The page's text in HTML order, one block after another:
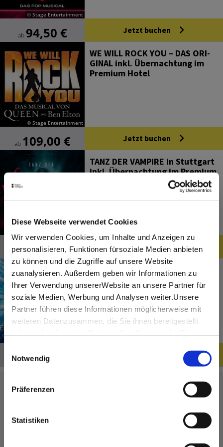
Diese Webseite verwendet Cookies
Wir verwenden Cookies, um Inhalte und Anzeigen zu
personalisieren, Funktionen fürsoziale Medien anbieten
zu können und die Zugriffe auf unsere Website
zuanalysieren. Außerdem geben wir Informationen zu
Ihrer Verwendung unsererWebsite an unsere Partner für
soziale Medien, Werbung und Analysen weiter.Unsere
Partner führen diese Informationen möglicherweise mit
weiteren Datenzusammen, die Sie ihnen bereitgestellt
Impressum
Notwendig
Präferenzen
Statistiken
© Stage Entertainment
ab 94,50 € Jetzt buchen
© Stage Entertainment
WE WILL ROCK YOU – DAS ORI­
GI­NAL inkl. Über­nach­tung im
Pre­mi­um Ho­tel
ab 109,00 € Jetzt buchen
TANZ DER VAM­PI­RE in Stutt­gart
inkl. Über­nach­tung im Pre­mi­um
ab89,00 € Jetzt buchen
Dis­neys DIE EIS­KÖ­NI­GIN – DAS
MU­SI­CAL inkl. Über­nach­tung im
Pre­mi­um Ho­tel
ab109,00 €
die Nutzer:innen exklusiv einen
20€ Rabatt auf
nach Stuttgart
Lassen Sie sich inspirieren!
Mit unserem Newsletter bleiben Sie zu Events,